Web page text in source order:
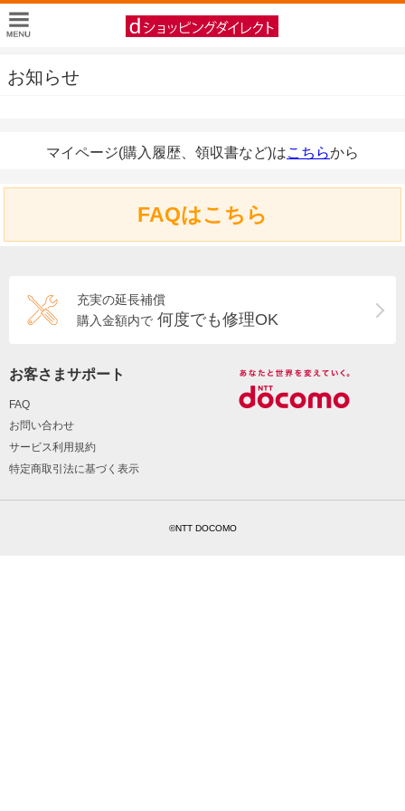
お知らせ
マイページ(購入履歴、領収書など)はこちらから
FAQはこちら
充実の延長補償
購入金額内で 何度でも修理OK
お客さまサポート
FAQ
お問い合わせ
サービス利用規約
特定商取引法に基づく表示
©NTT DOCOMO